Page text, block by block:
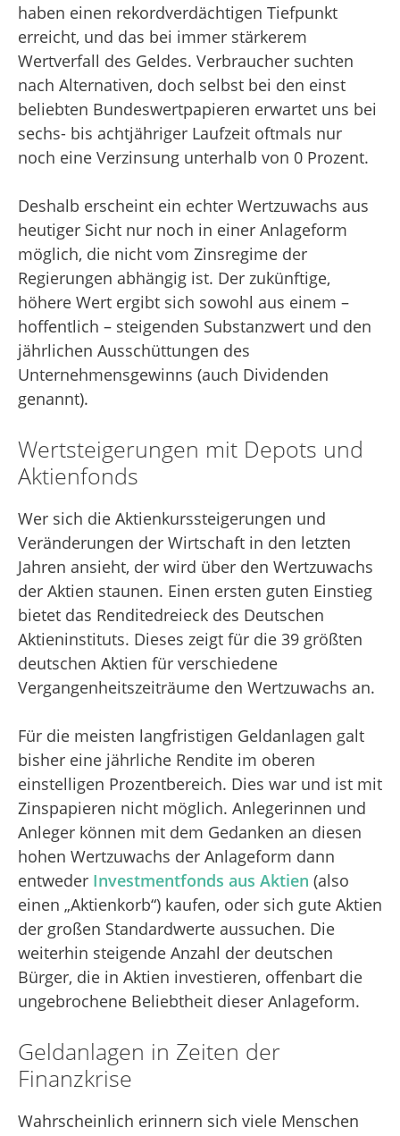
haben einen rekordverdächtigen Tiefpunkt
erreicht, und das bei immer stärkerem
Wertverfall des Geldes. Verbraucher suchten
nach Alternativen, doch selbst bei den einst
beliebten Bundeswertpapieren erwartet uns bei
sechs- bis achtjähriger Laufzeit oftmals nur
noch eine Verzinsung unterhalb von 0 Prozent.
Deshalb erscheint ein echter Wertzuwachs aus
heutiger Sicht nur noch in einer Anlageform
möglich, die nicht vom Zinsregime der
Regierungen abhängig ist. Der zukünftige,
höhere Wert ergibt sich sowohl aus einem –
hoffentlich – steigenden Substanzwert und den
jährlichen Ausschüttungen des
Unternehmensgewinns (auch Dividenden
genannt).
Wertsteigerungen mit Depots und
Aktienfonds
Wer sich die Aktienkurssteigerungen und
Veränderungen der Wirtschaft in den letzten
Jahren ansieht, der wird über den Wertzuwachs
der Aktien staunen. Einen ersten guten Einstieg
bietet das Renditedreieck des Deutschen
Aktieninstituts. Dieses zeigt für die 39 größten
deutschen Aktien für verschiedene
Vergangenheitszeiträume den Wertzuwachs an.
Für die meisten langfristigen Geldanlagen galt
bisher eine jährliche Rendite im oberen
einstelligen Prozentbereich. Dies war und ist mit
Zinspapieren nicht möglich. Anlegerinnen und
Anleger können mit dem Gedanken an diesen
hohen Wertzuwachs der Anlageform dann
entweder Investmentfonds aus Aktien (also
einen „Aktienkorb“) kaufen, oder sich gute Aktien
der großen Standardwerte aussuchen. Die
weiterhin steigende Anzahl der deutschen
Bürger, die in Aktien investieren, offenbart die
ungebrochene Beliebtheit dieser Anlageform.
Geldanlagen in Zeiten der
Finanzkrise
Wahrscheinlich erinnern sich viele Menschen